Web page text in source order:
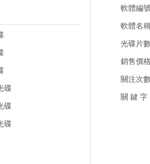
碟
碟
碟
軟體編
軟體名稱
光碟片數
銷售價
關注次
關 鍵 字